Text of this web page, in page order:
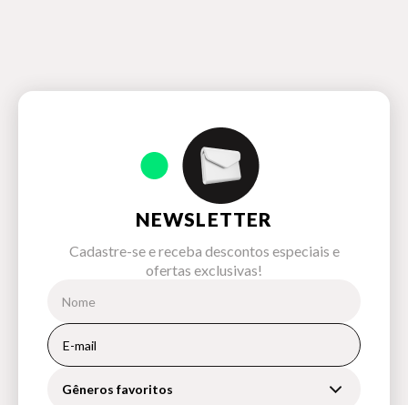
NEWSLETTER
Cadastre-se e receba descontos especiais e
ofertas exclusivas!
Gêneros favoritos